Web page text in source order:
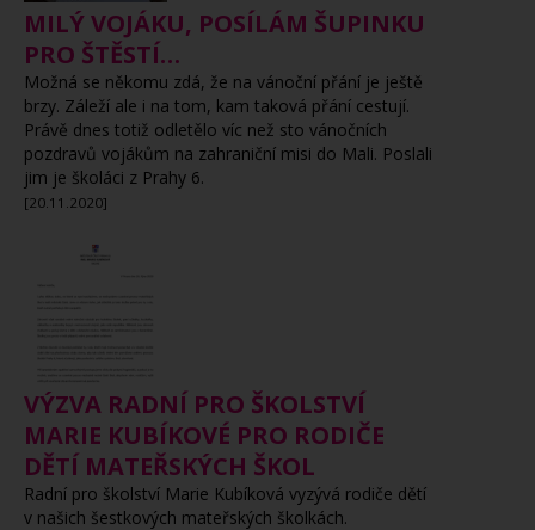
MILÝ VOJÁKU, POSÍLÁM ŠUPINKU
PRO ŠTĚSTÍ…
Možná se někomu zdá, že na vánoční přání je ještě
brzy. Záleží ale i na tom, kam taková přání cestují.
Právě dnes totiž odletělo víc než sto vánočních
pozdravů vojákům na zahraniční misi do Mali. Poslali
jim je školáci z Prahy 6.
[20.11.2020]
VÝZVA RADNÍ PRO ŠKOLSTVÍ
MARIE KUBÍKOVÉ PRO RODIČE
DĚTÍ MATEŘSKÝCH ŠKOL
Radní pro školství Marie Kubíková vyzývá rodiče dětí
v našich šestkových mateřských školkách.